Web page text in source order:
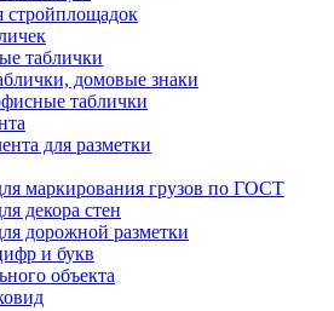
стройплощадок
таблички
домовые знаки
таблички
для разметки
маркирования грузов по ГОСТ
декора стен
дорожной разметки
и букв
объекта